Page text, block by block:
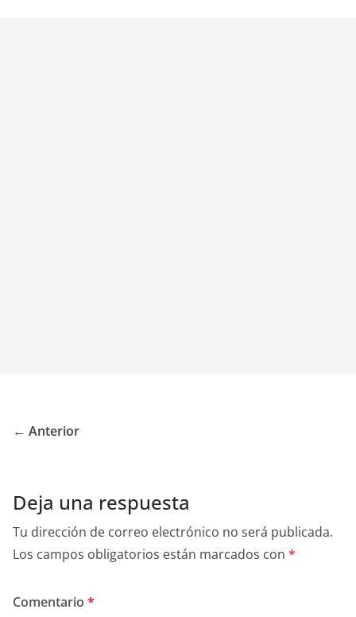
← Anterior
Deja una respuesta
Tu dirección de correo electrónico no será publicada.
Los campos obligatorios están marcados con *
Comentario *